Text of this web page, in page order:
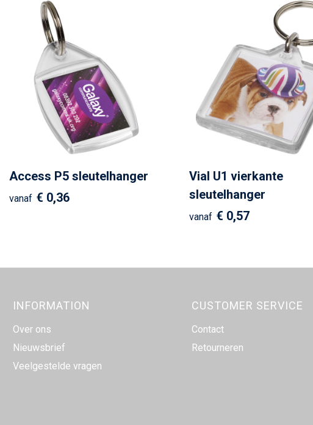
Access P5 sleutelhanger
vanaf € 0,36
Vial U1 vierkante
sleutelhanger
vanaf € 0,57
INFORMATION
Over ons
Nieuwsbrief
Veelgestelde vragen
CUSTOMER SERVICE
Contact
Retourneren